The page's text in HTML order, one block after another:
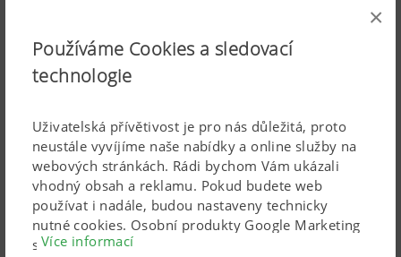
×
Používáme Cookies a sledovací
technologie
Uživatelská přívětivost je pro nás důležitá, proto
neustále vyvíjíme naše nabídky a online služby na
webových stránkách. Rádi bychom Vám ukázali
vhodný obsah a reklamu. Pokud budete web
používat i nadále, budou nastaveny technicky
nutné cookies. Osobní produkty Google Marketing
se používají, pouze pokud dáte svůj úplný souhlas
Více informací
NOVADISC 302, NOVACAT 301 ALPHA
MOTION MASTER